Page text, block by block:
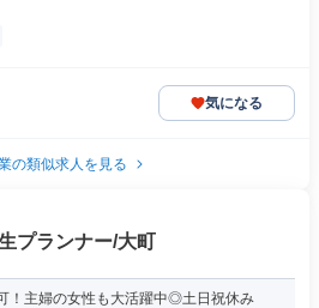
気になる
の類似求人を見る
プランナー/大町
！主婦の女性も大活躍中◎土日祝休み